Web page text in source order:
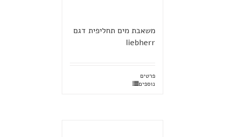
משאבת מים תחליפית דגם
liebherr
פרטים
נוספים